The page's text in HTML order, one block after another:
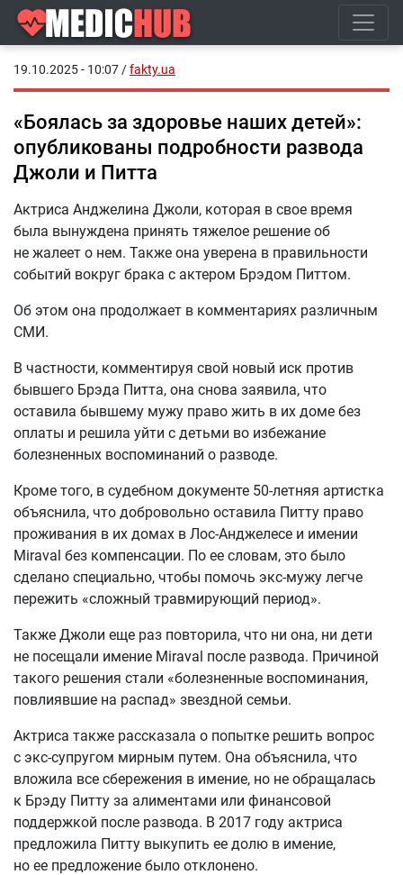
19.10.2025 - 10:07 /fakty.ua
«Боялась за здоровье наших детей»:
опубликованы подробности развода
Джоли и Питта
Актриса Анджелина Джоли, которая в свое время
была вынуждена принять тяжелое решение об
не жалеет о нем. Также она уверена в правильности
событий вокруг брака с актером Брэдом Питтом.
Об этом она продолжает в комментариях различным
СМИ.
В частности, комментируя свой новый иск против
бывшего Брэда Питта, она снова заявила, что
оставила бывшему мужу право жить в их доме без
оплаты и решила уйти с детьми во избежание
болезненных воспоминаний о разводе.
Кроме того, в судебном документе 50-летняя артистка
объяснила, что добровольно оставила Питту право
проживания в их домах в Лос-Анджелесе и имении
Miraval без компенсации. По ее словам, это было
сделано специально, чтобы помочь экс-мужу легче
пережить «сложный травмирующий период».
Также Джоли еще раз повторила, что ни она, ни дети
не посещали имение Miraval после развода. Причиной
такого решения стали «болезненные воспоминания,
повлиявшие на распад» звездной семьи.
Актриса также рассказала о попытке решить вопрос
с экс-супругом мирным путем. Она объяснила, что
вложила все сбережения в имение, но не обращалась
к Брэду Питту за алиментами или финансовой
поддержкой после развода. В 2017 году актриса
предложила Питту выкупить ее долю в имение,
но ее предложение было отклонено.